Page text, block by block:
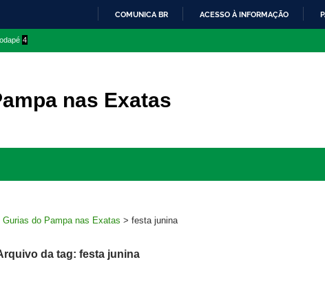
O
COMUNICA BR ACESSO À INFORMAÇÃO
4
nas Exatas
Gurias do Pampa nas Exatas > festa junina
da tag: festa junina